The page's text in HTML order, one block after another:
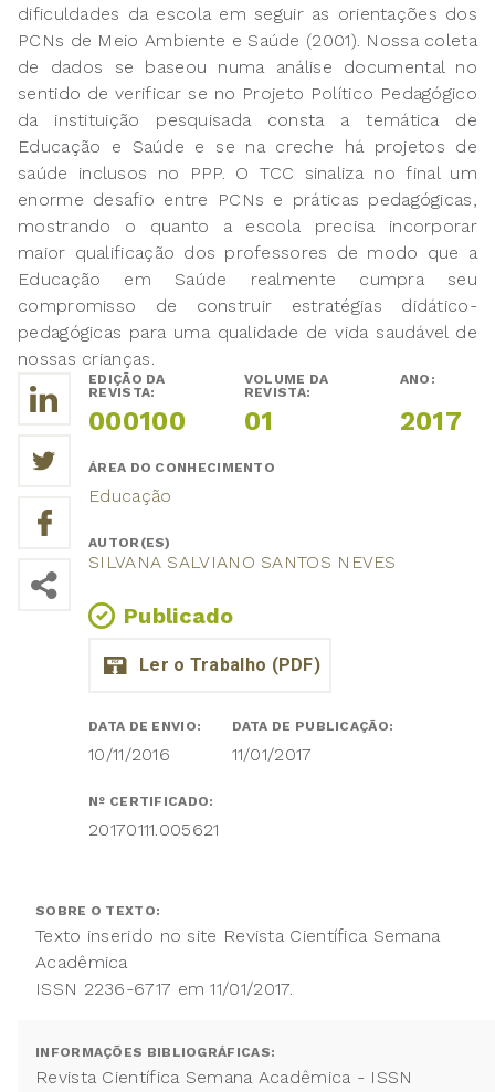
dificuldades da escola em seguir as orientações dos
PCNs de Meio Ambiente e Saúde (2001). Nossa coleta
de dados se baseou numa análise documental no
sentido de verificar se no Projeto Político Pedagógico
da instituição pesquisada consta a temática de
Educação e Saúde e se na creche há projetos de
saúde inclusos no PPP. O TCC sinaliza no final um
enorme desafio entre PCNs e práticas pedagógicas,
mostrando o quanto a escola precisa incorporar
maior qualificação dos professores de modo que a
Educação em Saúde realmente cumpra seu
compromisso de construir estratégias didático-
pedagógicas para uma qualidade de vida saudável de
nossas crianças.
EDIÇÃO DA
REVISTA:
000100
VOLUME DA
REVISTA:
01
ANO:
2017
ÁREA DO CONHECIMENTO
Educação
AUTOR(ES)
SILVANA SALVIANO SANTOS NEVES
Publicado
DATA DE ENVIO:
10/11/2016
DATA DE PUBLICAÇÃO:
11/01/2017
Nº CERTIFICADO:
20170111.005621
SOBRE O TEXTO:
Texto inserido no site Revista Científica Semana
Acadêmica
ISSN 2236-6717 em 11/01/2017.
INFORMAÇÕES BIBLIOGRÁFICAS:
Revista Científica Semana Acadêmica - ISSN